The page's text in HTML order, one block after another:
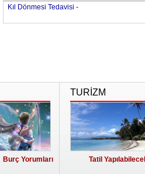
Kıl Dönmesi Tedavisi -
Burç Yorumları
TURİZM
Tatil